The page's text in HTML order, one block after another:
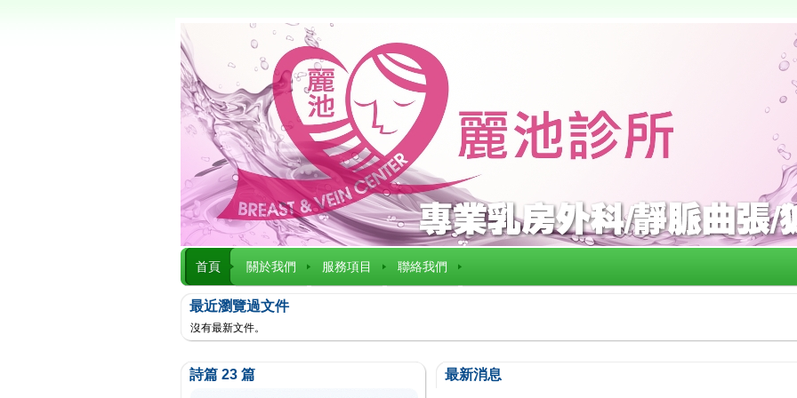
首頁 關於我們 服務項目 聯絡我們
最近瀏覽過文件
沒有最新文件。
詩篇 23 篇 最新消息